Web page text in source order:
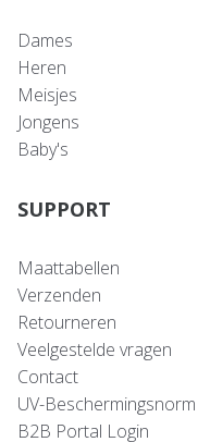
Dames
Heren
Meisjes
Jongens
Baby's
SUPPORT
Maattabellen
Verzenden
Retourneren
Veelgestelde vragen
Contact
UV-Beschermingsnorm
B2B Portal Login